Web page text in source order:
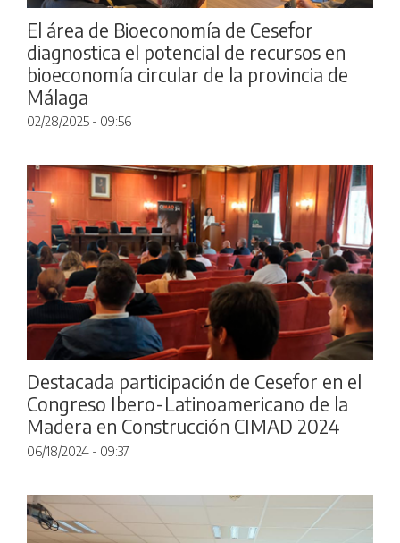
El área de Bioeconomía de Cesefor
diagnostica el potencial de recursos en
bioeconomía circular de la provincia de
Málaga
02/28/2025 - 09:56
Destacada participación de Cesefor en el
Congreso Ibero-Latinoamericano de la
Madera en Construcción CIMAD 2024
06/18/2024 - 09:37